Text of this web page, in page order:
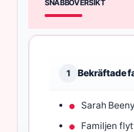
SNABBÖVERSIKT
1 Bekräftade
Sarah
Familjen